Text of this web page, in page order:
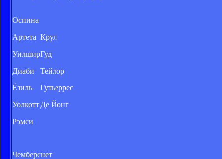
Оспина
Артета
Уилшир
Диаби
Ёзиль
Уолкотт
Рэмси
Крул
Гуд
Тейлор
Гутьеррес
Де Йонг
Чемберснет